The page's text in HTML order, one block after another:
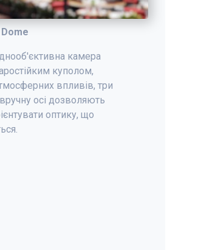
камера
куполом,
впливів, три
осі дозволяють
оптику, що